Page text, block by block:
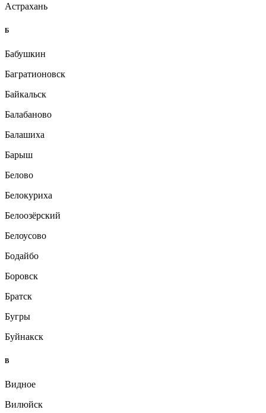
Астрахань
Б
Бабушкин
Багратионовск
Байкальск
Балабаново
Балашиха
Барыш
Белово
Белокуриха
Белоозёрский
Белоусово
Бодайбо
Боровск
Братск
Бугры
Буйнакск
В
Видное
Вилюйск